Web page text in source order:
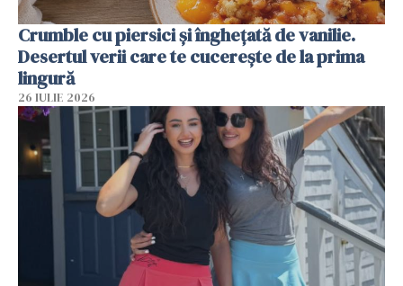
Crumble cu piersici și înghețată de vanilie.
Desertul verii care te cucerește de la prima
lingură
26 IULIE 2026